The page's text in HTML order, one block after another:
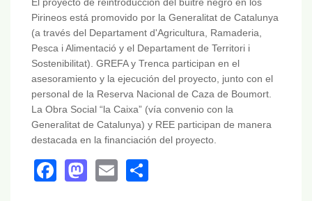
El proyecto de reintroducción del buitre negro en los
Pirineos está promovido por la Generalitat de Catalunya
(a través del Departament d'Agricultura, Ramaderia,
Pesca i Alimentació y el Departament de Territori i
Sostenibilitat). GREFA y Trenca participan en el
asesoramiento y la ejecución del proyecto, junto con el
personal de la Reserva Nacional de Caza de Boumort.
La Obra Social “la Caixa” (vía convenio con la
Generalitat de Catalunya) y REE participan de manera
destacada en la financiación del proyecto.
Facebook
Mastodon
Email